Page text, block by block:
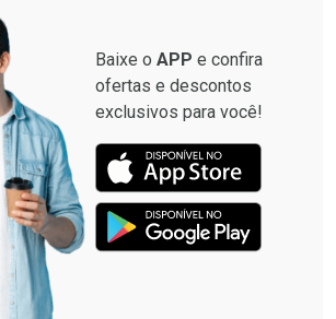
Baixe o APP e confira
ofertas e descontos
exclusivos para você!